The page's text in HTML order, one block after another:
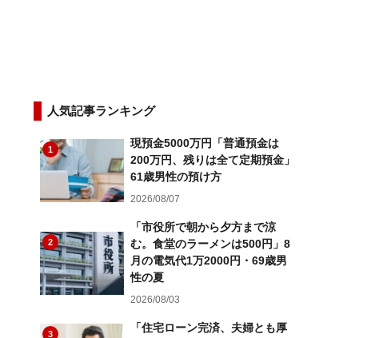
人気記事ランキング
1
現預金5000万円「普通預金は
200万円、残りは全て定期預金」
61歳男性の預け方
2026/08/07
2
「市役所で朝から夕方まで涼
む。食堂のラーメンは500円」8
月の電気代1万2000円・69歳男
性の夏
2026/08/03
3
「住宅ローン完済、夫婦とも厚